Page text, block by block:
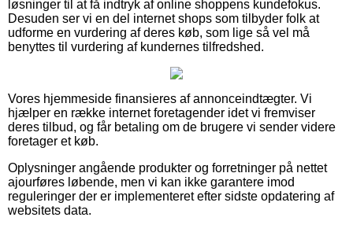
løsninger til at få indtryk af online shoppens kundefokus.
Desuden ser vi en del internet shops som tilbyder folk at
udforme en vurdering af deres køb, som lige så vel må
benyttes til vurdering af kundernes tilfredshed.
Vores hjemmeside finansieres af annonceindtægter. Vi
hjælper en række internet foretagender idet vi fremviser
deres tilbud, og får betaling om de brugere vi sender videre
foretager et køb.
Oplysninger angående produkter og forretninger på nettet
ajourføres løbende, men vi kan ikke garantere imod
reguleringer der er implementeret efter sidste opdatering af
websitets data.